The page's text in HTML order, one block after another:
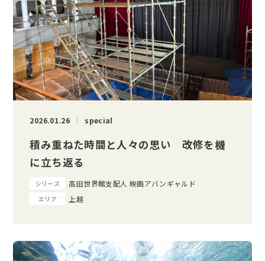
2026.01.26 special
積み重ねた時間と人々の思い 改修を機
に立ち返る
シリーズ 高田世界館支配人 映画アバンギャルド
エリア 上越